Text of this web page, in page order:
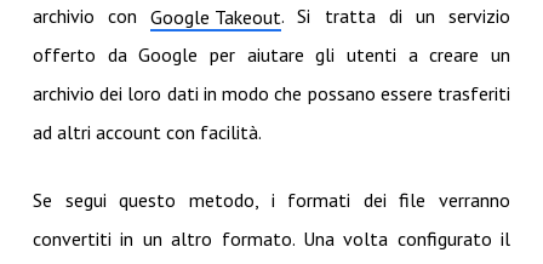
archivio conGoogle Takeout. Si tratta di un servizio
offerto da Google per aiutare gli utenti a creare un
archivio dei loro dati in modo che possano essere trasferiti
ad altri account con facilità.
Se segui questo metodo, i formati dei file verranno
convertiti in un altro formato. Una volta configurato il